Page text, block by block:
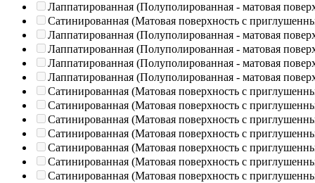
Лаппатированная (Полуполированная - матовая
Сатинированная (Матовая поверхность с
Лаппатированная (Полуполированная - матовая
Лаппатированная (Полуполированная - матовая
Лаппатированная (Полуполированная - матовая
Лаппатированная (Полуполированная - матовая
Сатинированная (Матовая поверхность с
Сатинированная (Матовая поверхность с
Сатинированная (Матовая поверхность с
Сатинированная (Матовая поверхность с
Сатинированная (Матовая поверхность с
Сатинированная (Матовая поверхность с
Сатинированная (Матовая поверхность с